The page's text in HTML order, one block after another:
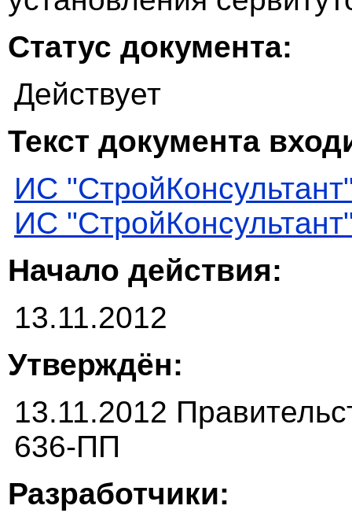
Статус документа:
Действует
Текст документа
ИС
ИС
Начало действия:
13.11.2012
Утверждён:
13.11.2012
636-ПП
Разработчики: